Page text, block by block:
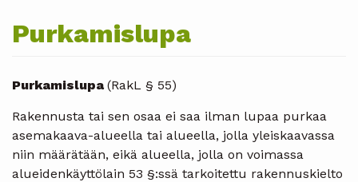
Purkamislupa
Purkamislupa(RakL § 55)
Rakennusta tai sen osaa ei saa ilman lupaa purkaa
asemakaava-alueella tai alueella, jolla yleiskaavassa
niin määrätään, eikä alueella, jolla on voimassa
alueidenkäyttölain 53 §:ssä tarkoitettu rakennuskielto